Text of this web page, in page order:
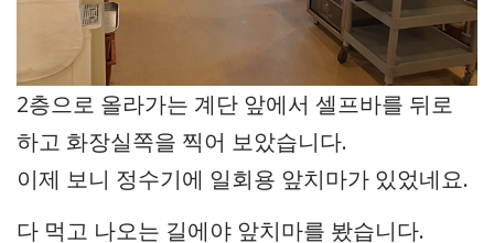
2층으로 올라가는 계단 앞에서 셀프바를 뒤로
하고 화장실쪽을 찍어 보았습니다.
이제 보니 정수기에 일회용 앞치마가 있었네요.
다 먹고 나오는 길에야 앞치마를 봤습니다.